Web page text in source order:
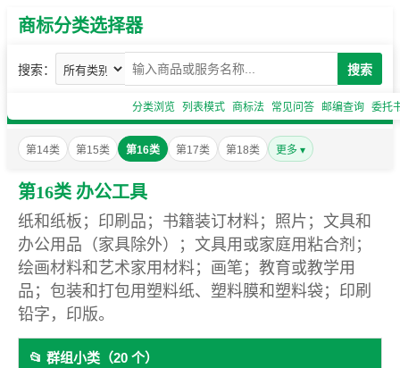
商标分类选择器
搜索： 搜索
分类浏览 列表模式 商标法 常见问答 邮编查询 委托
第14类 第15类 第16类 第17类 第18类 更多 ▾
第16类 办公工具
纸和纸板；印刷品；书籍装订材料；照片；文具和
办公用品（家具除外）；文具用或家庭用粘合剂；
绘画材料和艺术家用材料；画笔；教育或教学用
品；包装和打包用塑料纸、塑料膜和塑料袋；印刷
铅字，印版。
📂 群组小类（20 个）